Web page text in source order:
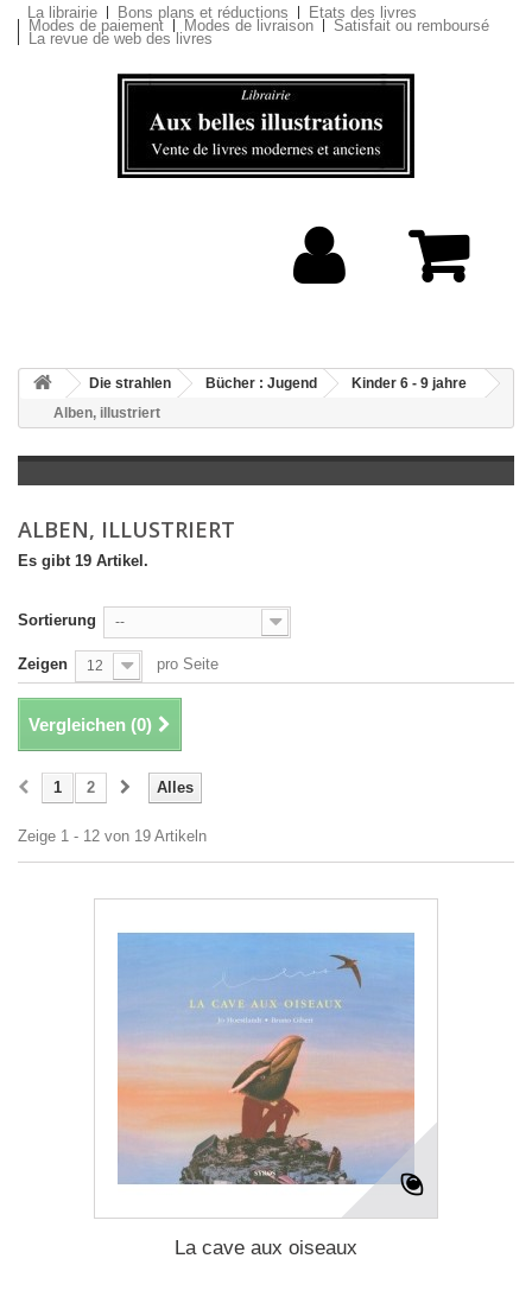
La librairie Bons plans et réductions Etats des livres
Modes de paiement Modes de livraison Satisfait ou remboursé
La revue de web des livres
Die strahlen Bücher : Jugend
Kinder 6 - 9 jahre
Alben, illustriert
ALBEN, ILLUSTRIERT
Es gibt 19 Artikel.
Sortierung --
Zeigen 12 pro Seite
Vergleichen (0)
Alles
1 2
Zeige 1 - 12 von 19 Artikeln
La cave aux oiseaux